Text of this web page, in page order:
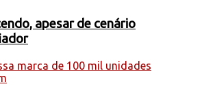
apesar de cenário